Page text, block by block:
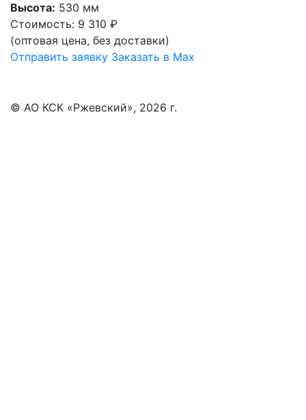
Высота: 530 мм
Стоимость: 9 310 ₽
(оптовая цена, без доставки)
Отправить заявку Заказать в Max
© АО КСК «Ржевский», 2026 г.